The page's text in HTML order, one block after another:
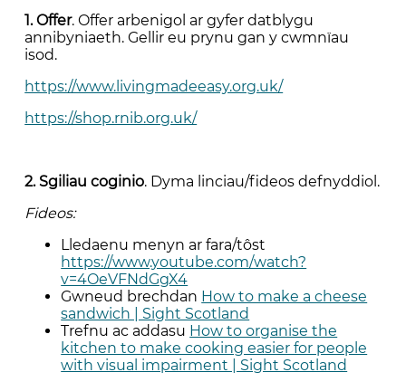
1. Offer. Offer arbenigol ar gyfer datblygu
annibyniaeth. Gellir eu prynu gan y cwmnïau
isod.
https://www.livingmadeeasy.org.uk/
https://shop.rnib.org.uk/
2. Sgiliau coginio. Dyma linciau/fideos defnyddiol.
Fideos:
Lledaenu menyn ar fara/tôst
https://www.youtube.com/watch?
v=4OeVFNdGgX4
Gwneud brechdan How to make a cheese
sandwich | Sight Scotland
Trefnu ac addasu How to organise the
kitchen to make cooking easier for people
with visual impairment | Sight Scotland